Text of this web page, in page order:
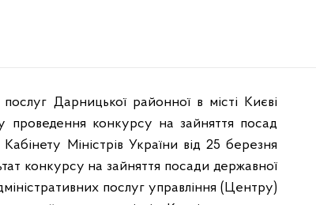
Дарницької районної в місті Києві
проведення конкурсу на зайняття посад
Міністрів України від 25 березня
конкурсу на зайняття посади державної
послуг управління (Центру)